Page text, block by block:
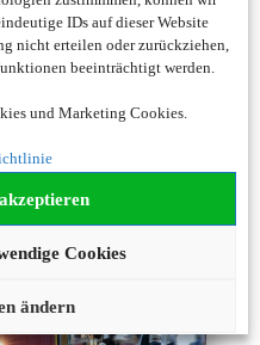
IDs auf dieser Website
nicht erteilen oder zurückziehen,
beeinträchtigt werden.
und Marketing Cookies.
Cookies
ändern